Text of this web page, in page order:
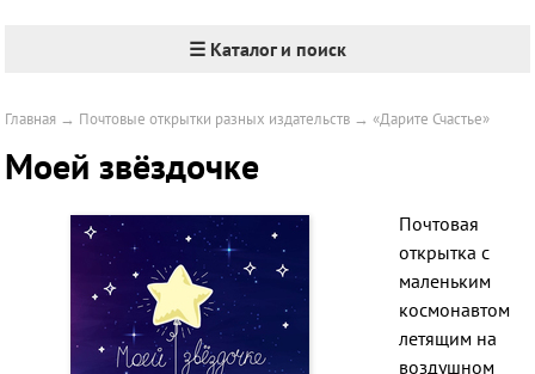
☰ Каталог и поиск
Главная → Почтовые открытки разных издательств →«Дарите Счастье»
Моей звёздочке
Почтовая
открытка с
маленьким
космонавтом
летящим на
воздушном